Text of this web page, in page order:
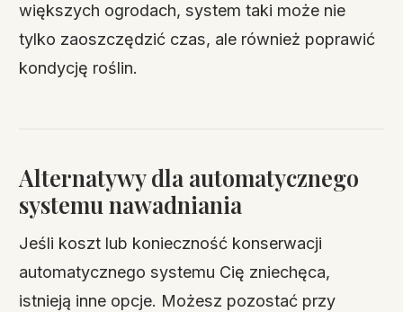
większych ogrodach, system taki może nie
tylko zaoszczędzić czas, ale również poprawić
kondycję roślin.
Alternatywy dla automatycznego
systemu nawadniania
Jeśli koszt lub konieczność konserwacji
automatycznego systemu Cię zniechęca,
istnieją inne opcje. Możesz pozostać przy